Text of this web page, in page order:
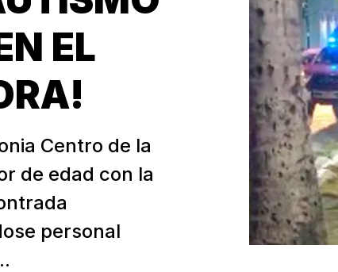
EL
Centro de la
de edad con la
personal